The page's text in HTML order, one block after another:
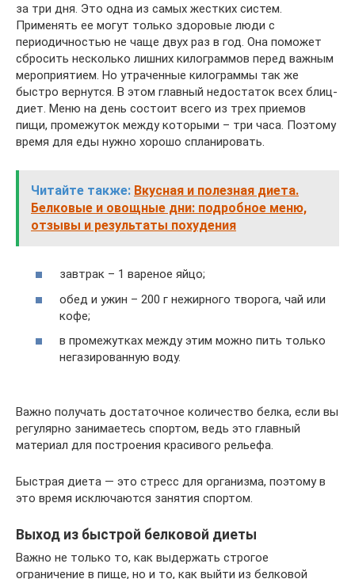
за три дня. Это одна из самых жестких систем.
Применять ее могут только здоровые люди с
периодичностью не чаще двух раз в год. Она поможет
сбросить несколько лишних килограммов перед важным
мероприятием. Но утраченные килограммы так же
быстро вернутся. В этом главный недостаток всех блиц-
диет. Меню на день состоит всего из трех приемов
пищи, промежуток между которыми – три часа. Поэтому
время для еды нужно хорошо спланировать.
Читайте также: Вкусная и полезная диета.
Белковые и овощные дни: подробное меню,
отзывы и результаты похудения
завтрак – 1 вареное яйцо;
обед и ужин – 200 г нежирного творога, чай или
кофе;
в промежутках между этим можно пить только
негазированную воду.
Важно получать достаточное количество белка, если вы
регулярно занимаетесь спортом, ведь это главный
материал для построения красивого рельефа.
Быстрая диета — это стресс для организма, поэтому в
это время исключаются занятия спортом.
Выход из быстрой белковой диеты
Важно не только то, как выдержать строгое
ограничение в пище, но и то, как выйти из белковой